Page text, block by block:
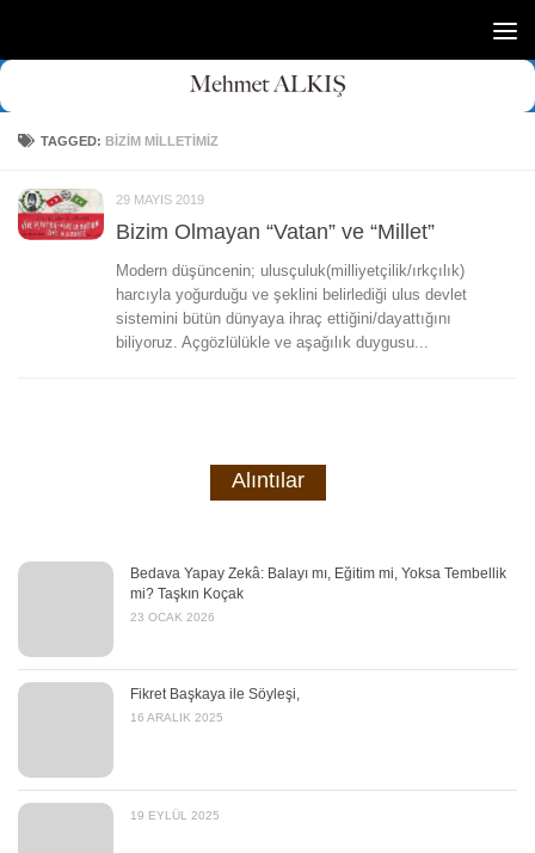
TAGGED: BIZIM MILLETIMIZ
29 MAYIS 2019
Bizim Olmayan “Vatan” ve “Millet”
Modern düşüncenin; ulusçuluk(milliyetçilik/ırkçılık)
harcıyla yoğurduğu ve şeklini belirlediği ulus devlet
sistemini bütün dünyaya ihraç ettiğini/dayattığını
biliyoruz. Açgözlülükle ve aşağılık duygusu...
Alıntılar
Bedava Yapay Zekâ: Balayı mı, Eğitim mi, Yoksa Tembellik
mi? Taşkın Koçak
23 OCAK 2026
Fikret Başkaya ile Söyleşi,
16 ARALIK 2025
19 EYLÜL 2025